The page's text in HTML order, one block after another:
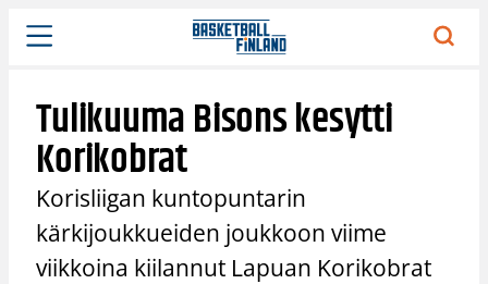
Siirry
sisältöön
Tulikuuma Bisons kesytti
Korikobrat
Korisliigan kuntopuntarin
kärkijoukkueiden joukkoon viime
viikkoina kiilannut Lapuan Korikobrat